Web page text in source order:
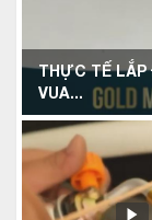
THỰC TẾ LẮP
VUA...